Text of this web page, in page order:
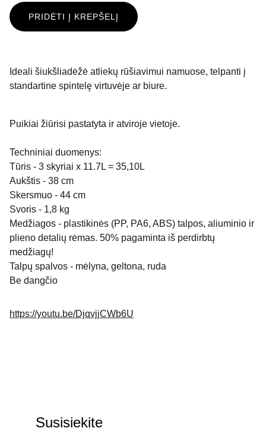
PRIDĖTI Į KREPŠELĮ
Ideali šiukšliadėžė atliekų rūšiavimui namuose, telpanti į
standartine spintelę virtuvėje ar biure.
Puikiai žiūrisi pastatyta ir atviroje vietoje.
Techniniai duomenys:
Tūris - 3 skyriai x 11.7L = 35,10L
Aukštis - 38 cm
Skersmuo - 44 cm
Svoris - 1,8 kg
Medžiagos - plastikinės (PP, PA6, ABS) talpos, aliuminio ir
plieno detalių rėmas. 50% pagaminta iš perdirbtų
medžiagų!
Talpų spalvos - mėlyna, geltona, ruda
Be dangčio
https://youtu.be/DjqvjjCWb6U
Susisiekite